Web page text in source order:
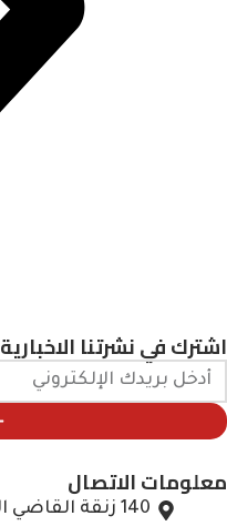
اشترك في نشرتنا الاخبارية
معلومات الاتصال
140 زنقة القاضي البريبري حي العكاري، الرباط